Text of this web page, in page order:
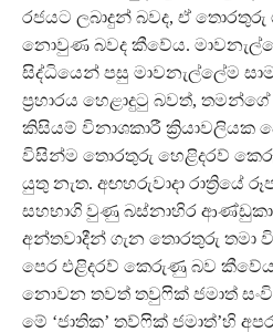
රජයට ලබාදුන් බවද, ඒ තොරතුරු
නොවුණ බවද කීවේය.
සිද්ධියෙන් පසු මාවනැල්ලේම
ප්‍රහාරය හෙළාදුටු බවත්,
කිසියම් විනාශකාරී ක්‍රියාවලියක
විසින්ම තොරතුරු හෙළිදරව්
යුතු නැත. අඟහරුවාදා රාත්‍රියේ
සහභාගි වුණු බස්නාහිර ආණ්ඩුකාර
අන්තවාදීන් ගැන තොරතුරු තමා
පෙර එළිදරව් කෙරුණු බව
නොවන තවත් තවුෆික් ජමාත්
මේ ‘ජාතික’ තව්ෆික් ජමාත්’හි